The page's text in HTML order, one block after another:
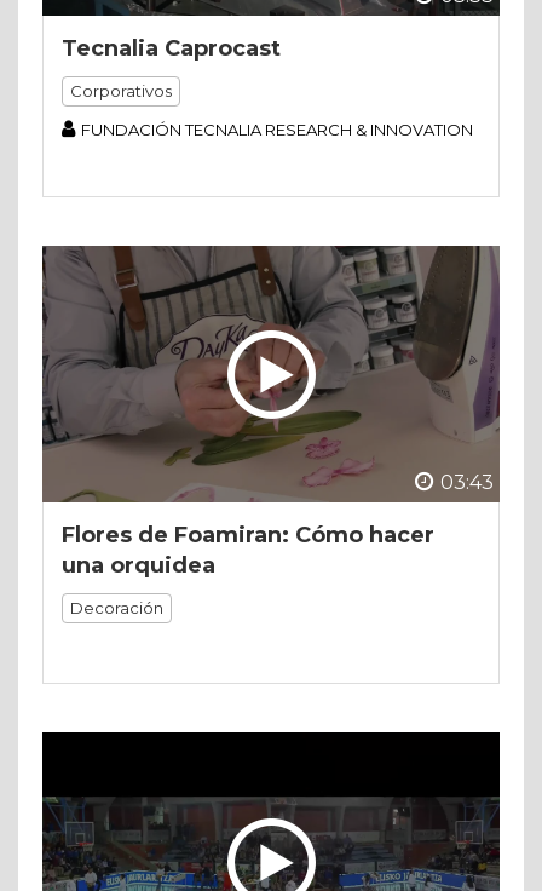
Tecnalia Caprocast
Corporativos
FUNDACIÓN TECNALIA RESEARCH & INNOVATION
03:43
Flores de Foamiran: Cómo hacer
una orquidea
Decoración